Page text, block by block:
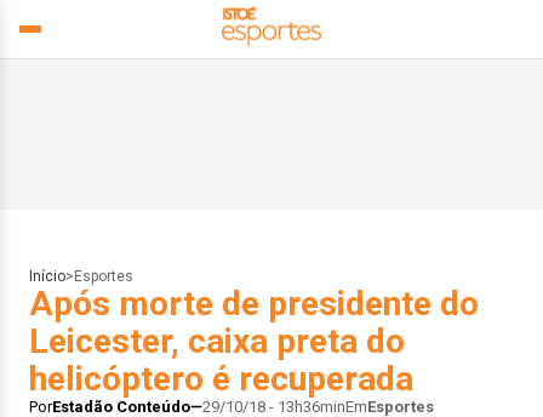
Início> Esportes
Após morte de presidente do
Leicester, caixa preta do
helicóptero é recuperada
PorEstadão Conteúdo 29/10/18 - 13h36minEmEsportes